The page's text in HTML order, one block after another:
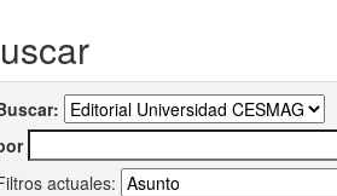
actuales: